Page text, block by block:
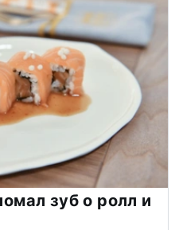
зуб о ролл и